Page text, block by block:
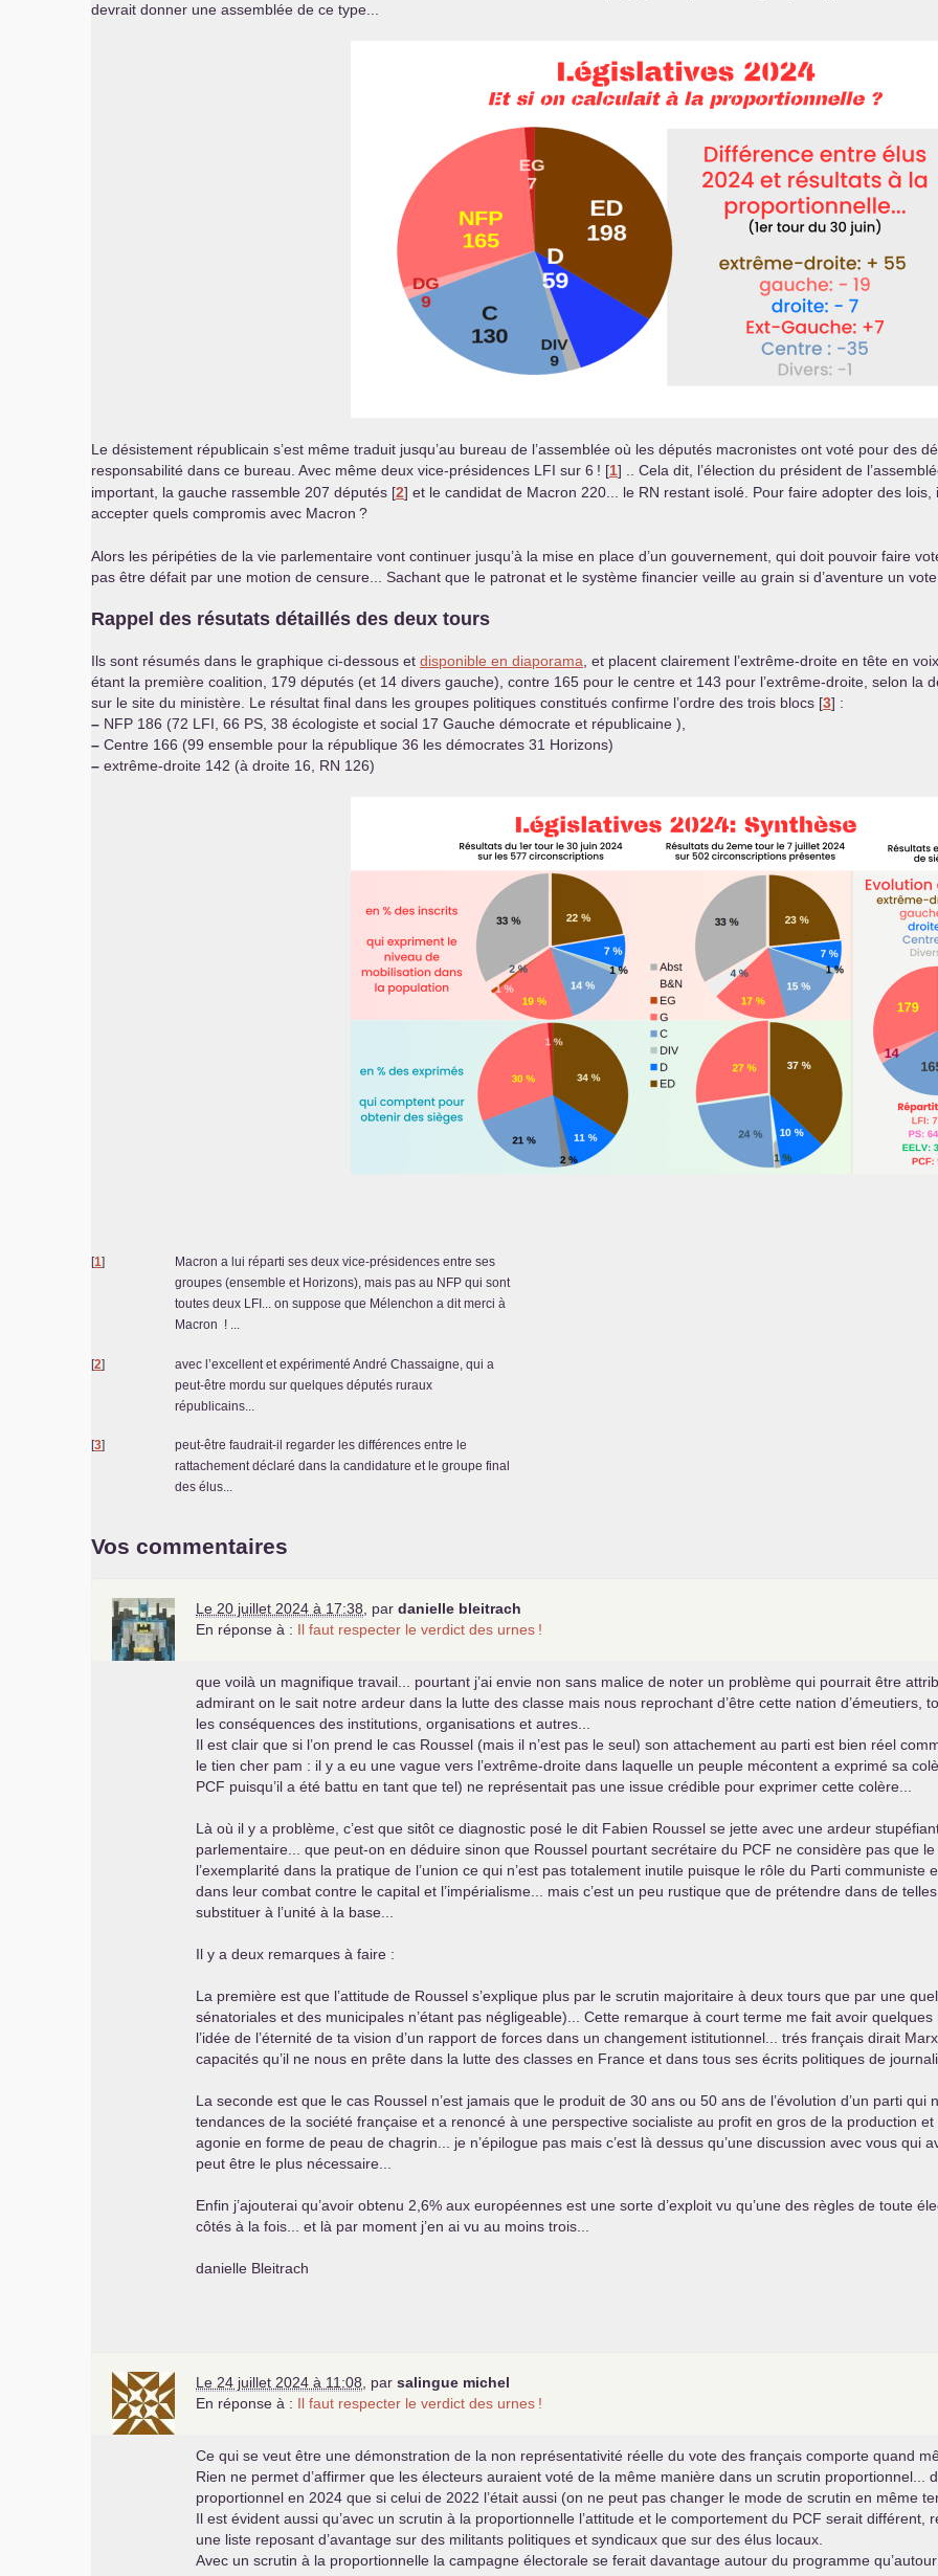
devrait donner une assemblée de ce type...
Le désistement républicain s’est même traduit jusqu’au bureau de l’assemblée où les députés macronistes ont voté pour des
responsabilité dans ce bureau. Avec même deux vice-présidences LFI sur 6 ! [1] .. Cela dit, l’élection du président de
important, la gauche rassemble 207 députés [2] et le candidat de Macron 220... le RN restant isolé. Pour faire adopter des
accepter quels compromis avec Macron ?
Alors les péripéties de la vie parlementaire vont continuer jusqu’à la mise en place d’un gouvernement, qui doit pouvoir faire
pas être défait par une motion de censure... Sachant que le patronat et le système financier veille au grain si d’aventure un
Rappel des résutats détaillés des deux tours
Ils sont résumés dans le graphique ci-dessous et disponible en diaporama , et placent clairement l’extrême-droite en tête en
étant la première coalition, 179 députés (et 14 divers gauche), contre 165 pour le centre et 143 pour l’extrême-droite, selon la
sur le site du ministère. Le résultat final dans les groupes politiques constitués confirme l’ordre des trois blocs [3] :
– NFP 186 (72 LFI , 66 PS , 38 écologiste et social 17 Gauche démocrate et républicaine ),
– Centre 166 (99 ensemble pour la république 36 les démocrates 31 Horizons)
– extrême-droite 142 (à droite 16, RN 126)
[1]
Macron a lui réparti ses deux vice-présidences entre ses
groupes (ensemble et Horizons), mais pas au NFP qui sont
toutes deux LFI ... on suppose que Mélenchon a dit merci à
Macron ! ...
[2]
avec l’excellent et expérimenté André Chassaigne, qui a
peut-être mordu sur quelques députés ruraux
républicains...
[3]
peut-être faudrait-il regarder les différences entre le
rattachement déclaré dans la candidature et le groupe final
des élus...
Vos commentaires
Le 20 juillet 2024 à 17:38 par danielle bleitrach
En réponse à : Il faut respecter le verdict des urnes !
que voilà un magnifique travail... pourtant j’ai envie non sans malice de noter un problème qui pourrait être
admirant on le sait notre ardeur dans la lutte des classe mais nous reprochant d’être cette nation d’émeutiers,
les conséquences des institutions, organisations et autres...
Il est clair que si l’on prend le cas Roussel (mais il n’est pas le seul) son attachement au parti est bien réel
le tien cher pam : il y a eu une vague vers l’extrême-droite dans laquelle un peuple mécontent a exprimé sa
PCF puisqu’il a été battu en tant que tel) ne représentait pas une issue crédible pour exprimer cette colère...
Là où il y a problème, c’est que sitôt ce diagnostic posé le dit Fabien Roussel se jette avec une ardeur
parlementaire... que peut-on en déduire sinon que Roussel pourtant secrétaire du PCF ne considère pas que le
l’exemplarité dans la pratique de l’union ce qui n’est pas totalement inutile puisque le rôle du Parti communiste
dans leur combat contre le capital et l’impérialisme... mais c’est un peu rustique que de prétendre dans de
substituer à l’unité à la base...
Il y a deux remarques à faire :
La première est que l’attitude de Roussel s’explique plus par le scrutin majoritaire à deux tours que par une
sénatoriales et des municipales n’étant pas négligeable)... Cette remarque à court terme me fait avoir
l’idée de l’éternité de ta vision d’un rapport de forces dans un changement istitutionnel... trés français dirait
capacités qu’il ne nous en prête dans la lutte des classes en France et dans tous ses écrits politiques de
La seconde est que le cas Roussel n’est jamais que le produit de 30 ans ou 50 ans de l’évolution d’un parti qui
tendances de la société française et a renoncé à une perspective socialiste au profit en gros de la production
agonie en forme de peau de chagrin... je n’épilogue pas mais c’est là dessus qu’une discussion avec vous qui
peut être le plus nécessaire...
Enfin j’ajouterai qu’avoir obtenu 2,6% aux européennes est une sorte d’exploit vu qu’une des règles de toute
côtés à la fois... et là par moment j’en ai vu au moins trois...
danielle Bleitrach
Le 24 juillet 2024 à 11:08 par salingue michel
En réponse à : Il faut respecter le verdict des urnes !
Ce qui se veut être une démonstration de la non représentativité réelle du vote des français comporte quand
Rien ne permet d’affirmer que les électeurs auraient voté de la même manière dans un scrutin proportionnel...
proportionnel en 2024 que si celui de 2022 l’était aussi (on ne peut pas changer le mode de scrutin en même
Il est évident aussi qu’avec un scrutin à la proportionnelle l’attitude et le comportement du PCF serait différent,
une liste reposant d’avantage sur des militants politiques et syndicaux que sur des élus locaux.
Avec un scrutin à la proportionnelle la campagne électorale se ferait davantage autour du programme